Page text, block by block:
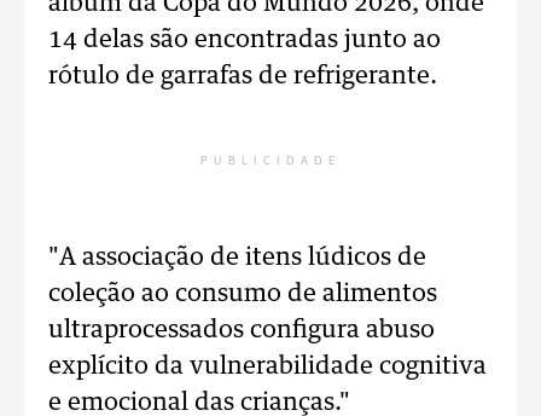
14 delas são encontradas junto ao
rótulo de garrafas de refrigerante.
PUBLICIDADE
"A associação de itens lúdicos de
coleção ao consumo de alimentos
ultraprocessados configura abuso
explícito da vulnerabilidade cognitiva
e emocional das crianças."